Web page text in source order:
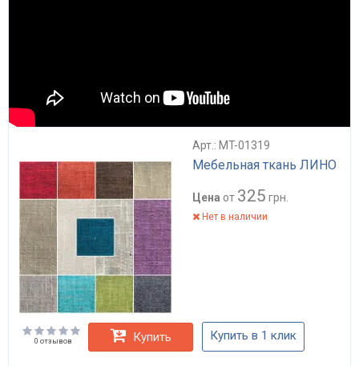
Арт.: MT-01319
Мебельная ткань ЛИНО
Цена от 325 грн.
Нет в наличии
0 отзывов Купить Купить в 1 клик